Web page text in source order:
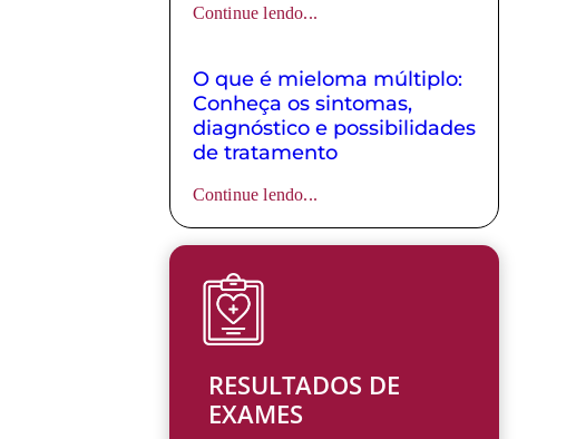
Continue lendo...
O que é mieloma múltiplo:
Conheça os sintomas,
diagnóstico e possibilidades
de tratamento
Continue lendo...
RESULTADOS DE
EXAMES